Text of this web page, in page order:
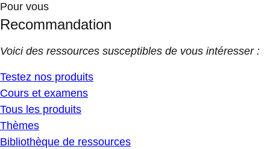
Pour vous
Recommandation
Voici des ressources susceptibles de vous intéresser :
Testez nos produits
Cours et examens
Tous les produits
Thèmes
Bibliothèque de ressources